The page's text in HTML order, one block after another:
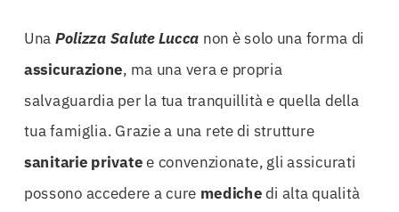
Una Polizza Salute Lucca non è solo una forma di
assicurazione, ma una vera e propria
salvaguardia per la tua tranquillità e quella della
tua famiglia. Grazie a una rete di strutture
sanitarie privatee convenzionate, gli assicurati
possono accedere a cure medichedi alta qualità